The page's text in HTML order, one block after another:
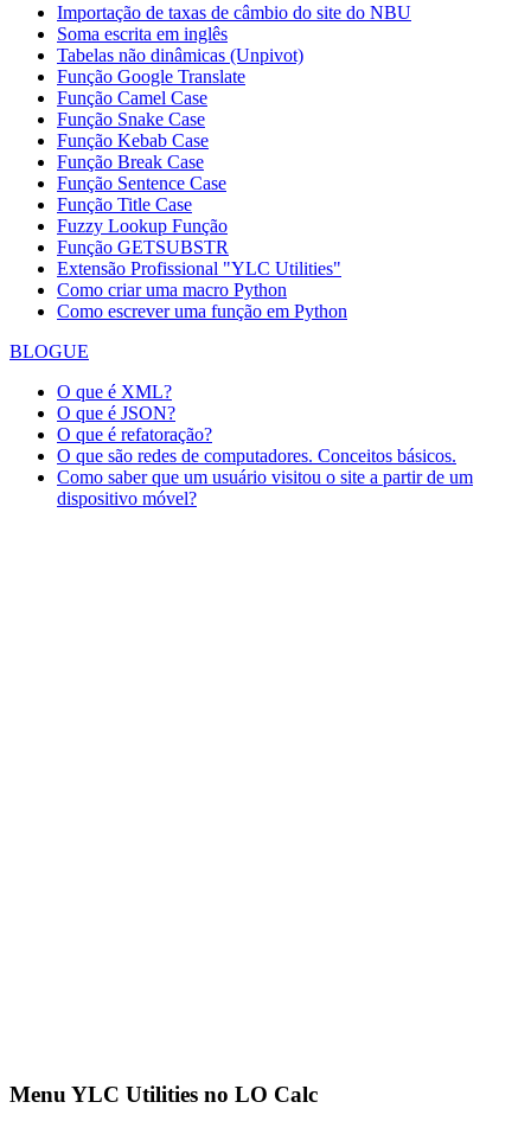
Importação de taxas de câmbio do site do NBU
Soma escrita em inglês
Tabelas não dinâmicas (Unpivot)
Função Google Translate
Função Camel Case
Função Snake Case
Função Kebab Case
Função Break Case
Função Sentence Case
Função Title Case
Fuzzy Lookup Função
Função GETSUBSTR
Extensão Profissional "YLC Utilities"
Como criar uma macro Python
Como escrever uma função em Python
BLOGUE
O que é XML?
O que é JSON?
O que é refatoração?
O que são redes de computadores. Conceitos básicos.
Como saber que um usuário visitou o site a partir de um
dispositivo móvel?
Menu YLC Utilities no LO Calc